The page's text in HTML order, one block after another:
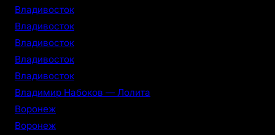
Владивосток
Владивосток
Владивосток
Владивосток
Владивосток
Владимир Набоков — Лолита
Воронеж
Воронеж